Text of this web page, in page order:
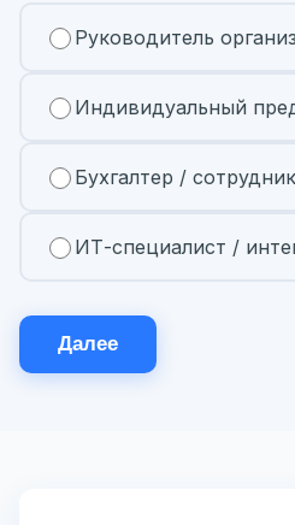
Руководитель
Индивидуальный
Бухгалтер / сотрудник
ИТ-специалист /
Далее